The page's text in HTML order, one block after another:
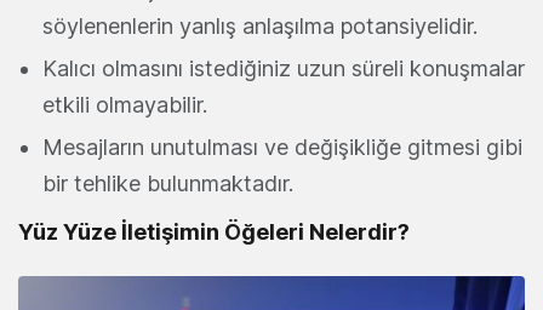
söylenenlerin yanlış anlaşılma potansiyelidir.
Kalıcı olmasını istediğiniz uzun süreli konuşmalar
etkili olmayabilir.
Mesajların unutulması ve değişikliğe gitmesi gibi
bir tehlike bulunmaktadır.
Yüz Yüze İletişimin Öğeleri Nelerdir?